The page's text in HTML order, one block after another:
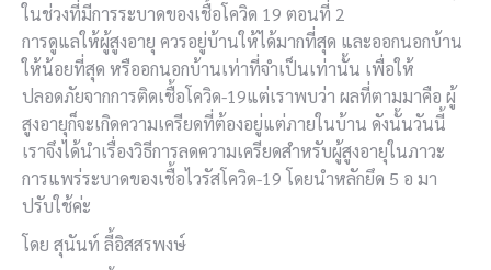
ในช่วงที่มีการระบาดของเชื้อโควิด 19 ตอนที่ 2
การดูแลให้ผู้สูงอายุ ควรอยู่บ้านให้ได้มากที่สุด และออกนอกบ้าน
ให้น้อยที่สุด หรืออกนอกบ้านเท่าที่จำเป็นเท่านั้น เพื่อให้
ปลอดภัยจากการติดเชื้อโควิด-19แต่เราพบว่า ผลที่ตามมาคือ ผู้
สูงอายุก็จะเกิดความเครียดที่ต้องอยู่แต่ภายในบ้าน ดังนั้นวันนี้
เราจึงได้นำเรื่องวิธีการลดความเครียดสำหรับผู้สูงอายุในภาวะ
การแพร่ระบาดของเชื้อไวรัสโควิด-19 โดยนำหลักยึด 5 อ มา
ปรับใช้ค่ะ
โดย สุนันท์ ลี้อิสสรพงษ์